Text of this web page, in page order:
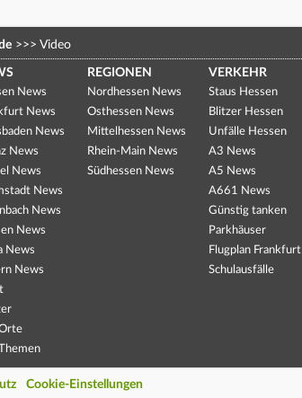
>>> Video
News
News
News
News
News
News
News
News
News
News
REGIONEN
Nordhessen News
Osthessen News
Mittelhessen News
Rhein-Main News
Südhessen News
VERKEHR
Staus Hessen
Blitzer Hessen
Unfälle Hessen
A3 News
A5 News
A661 News
Günstig tanken
Parkhäuser
Flugplan Frankfurt
Schulausfälle
Cookie-Einstellungen